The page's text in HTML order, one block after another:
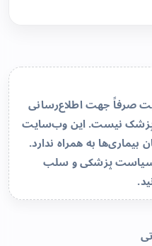
صرفاً جهت اطلاع‌رسانی
پزشک نیست. این وب‌سایت
به همراه ندارد.
پزشکی و سلب